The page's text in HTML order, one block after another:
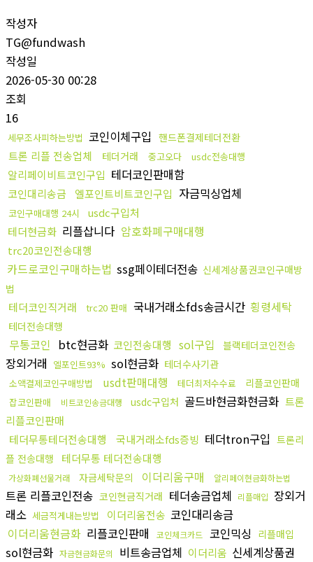
작성자
TG@fundwash
작성일
2026-05-30 00:28
조회
16
세무조사피하는방법 코인이체구입 핸드폰결제테더전환
트론 리플 전송업체 테더거래 중고오다 usdc전송대행
알리페이비트코인구입 테더코인판매함
코인대리송금 엘포인트비트코인구입 자금믹싱업체
코인구매대행 24시
usdc구입처
테더현금화 리플삽니다 암호화폐구매대행
trc20코인전송대행
카드로코인구매하는법 ssg페이테더전송 신세계상품권코인구매방
법
테더코인직거래 trc20 판매 국내거래소fds송금시간 횡령세탁
테더전송대행
무통코인 btc현금화 코인전송대행 sol구입 블랙테더코인전송
장외거래 엘포인트93% sol현금화 테더수사기관
소액결제코인구매방법 usdt판매대행 테더최저수수료 리플코인판매
잡코인판매 비트코인송금대행 usdc구입처 골드바현금화현금화 트론
리플코인판매
테더무통테더전송대행
국내거래소fds증빙 테더tron구입 트론리
플 전송대행
테더무통 테더전송대행
가상화폐선물거래 자금세탁문의 이더리움구매 알리페이현금화하는법
트론 리플코인전송 코인현금직거래 테더송금업체 리플매입 장외거
래소 세금적게내는방법 이더리움전송 코인대리송금
이더리움현금화 리플코인판매 코인체크카드 코인믹싱 리플매입
sol현금화 자금현금화문의 비트송금업체 이더리움 신세계상품권